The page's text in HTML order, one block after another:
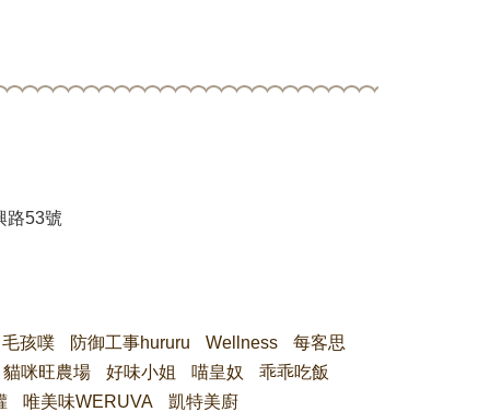
路53號
毛孩噗 防御工事hururu Wellness
每客思
貓咪旺農場
好味小姐 喵皇奴
乖乖吃飯
唯美味WERUVA 凱特美廚